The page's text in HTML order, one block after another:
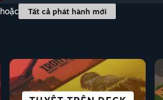
hoặc Tất cả phát hành mới
THÀNH PHỐ & LẬP